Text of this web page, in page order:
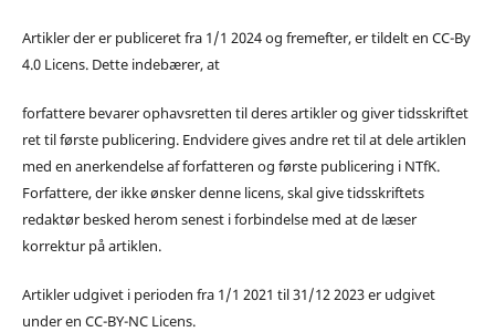
Artikler der er publiceret fra 1/1 2024 og fremefter, er tildelt en CC-By
4.0 Licens. Dette indebærer, at
forfattere bevarer ophavsretten til deres artikler og giver tidsskriftet
ret til første publicering. Endvidere gives andre ret til at dele artiklen
med en anerkendelse af forfatteren og første publicering i NTfK.
Forfattere, der ikke ønsker denne licens, skal give tidsskriftets
redaktør besked herom senest i forbindelse med at de læser
korrektur på artiklen.
Artikler udgivet i perioden fra 1/1 2021 til 31/12 2023 er udgivet
under en CC-BY-NC Licens.